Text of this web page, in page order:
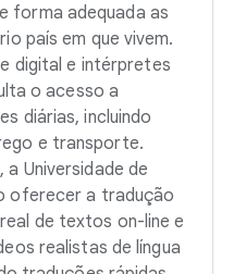
forma adequada as
país em que vivem.
digital e intérpretes
o acesso a
diárias, incluindo
e transporte.
a Universidade de
oferecer a tradução
de textos on-line e
realistas de língua